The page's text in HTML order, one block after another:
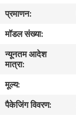
हमारे
बारे
में
फैक्टरी
यात्रा
प्रमाणन:
मॉडल संख्या:
न्यूनतम आदेश
मात्रा:
मूल्य:
पैकेजिंग विवरण: